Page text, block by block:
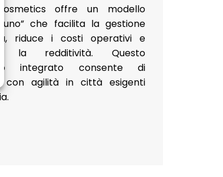
offre un modello
uno” che facilita la gestione
riduce i costi operativi e
la redditività. Questo
integrato consente di
con agilità in città esigenti